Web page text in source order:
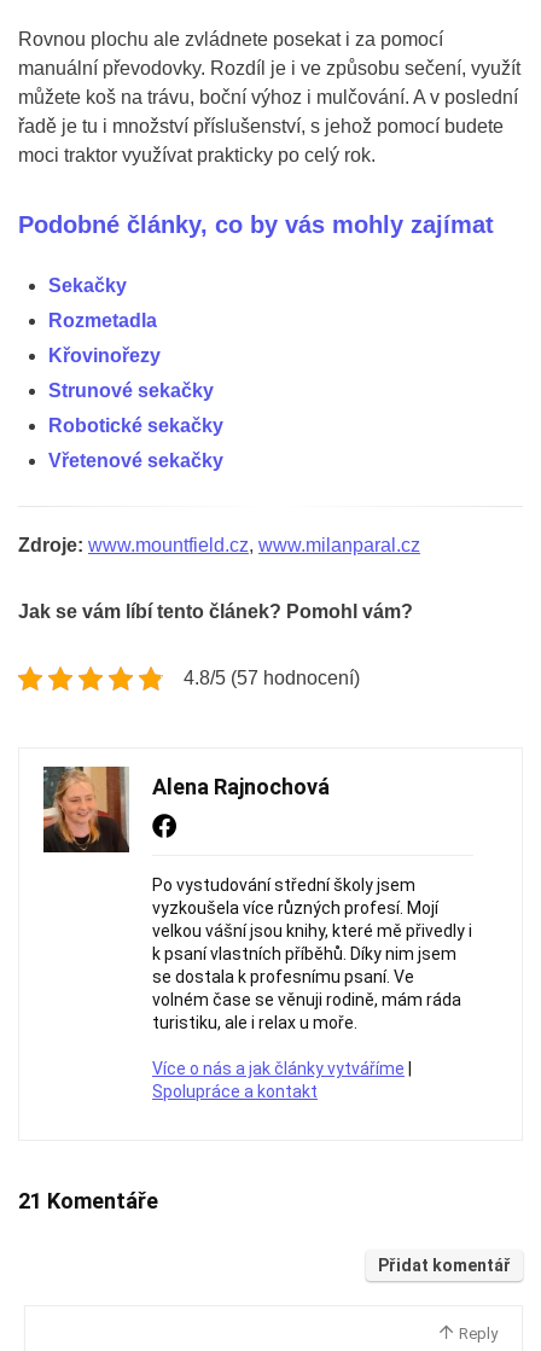
Rovnou plochu ale zvládnete posekat i za pomocí
manuální převodovky. Rozdíl je i ve způsobu sečení, využít
můžete koš na trávu, boční výhoz i mulčování. A v poslední
řadě je tu i množství příslušenství, s jehož pomocí budete
moci traktor využívat prakticky po celý rok.
Podobné články, co by vás mohly zajímat
Sekačky
Rozmetadla
Křovinořezy
Strunové sekačky
Robotické sekačky
Vřetenové sekačky
Zdroje: www.mountfield.cz, www.milanparal.cz
Jak se vám líbí tento článek? Pomohl vám?
4.8/5 (57 hodnocení)
Alena Rajnochová
Po vystudování střední školy jsem
vyzkoušela více různých profesí. Mojí
velkou vášní jsou knihy, které mě přivedly i
k psaní vlastních příběhů. Díky nim jsem
se dostala k profesnímu psaní. Ve
volném čase se věnuji rodině, mám ráda
turistiku, ale i relax u moře.
Více o nás a jak články vytváříme
Spolupráce a kontakt
21 Komentáře
Přidat komentář
Reply